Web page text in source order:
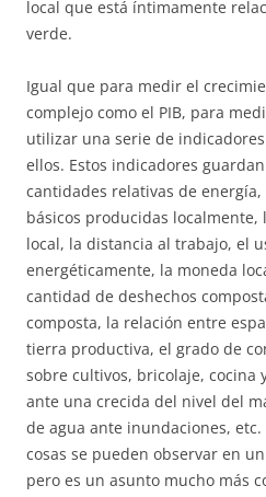
local que está íntimamente
verde.
Igual que para medir el
complejo como el PIB, para
utilizar una serie de
ellos. Estos indicadores
cantidades relativas de
básicos producidas localmente,
local, la distancia al trabajo, el
energéticamente, la moneda
cantidad de deshechos
composta, la relación entre
tierra productiva, el grado de
sobre cultivos, bricolaje, cocina
ante una crecida del nivel del
de agua ante inundaciones,
cosas se pueden observar en
pero es un asunto mucho más